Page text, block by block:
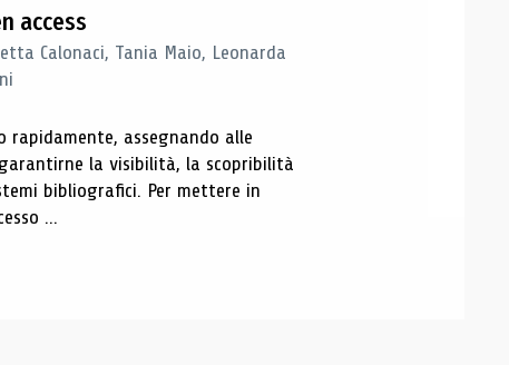
access
Calonaci, Tania Maio, Leonarda
rapidamente, assegnando alle
la visibilità, la scopribilità
bibliografici. Per mettere in
...